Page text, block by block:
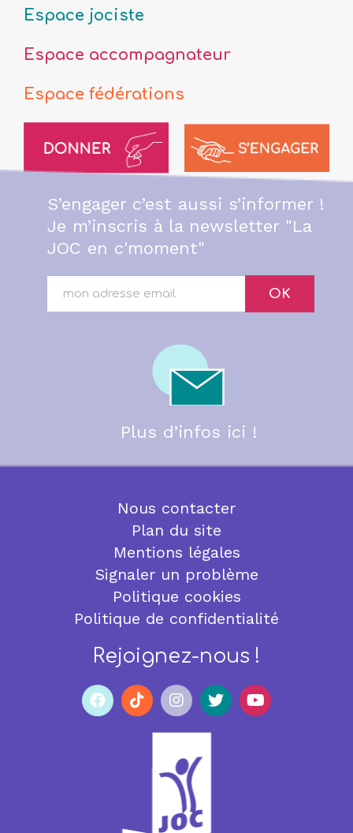
Espace jociste
Espace accompagnateur
Espace fédérations
S’engager c’est aussi s’informer !
Je m’inscris à la newsletter "La
JOC en c'moment"
OK
Plus d’infos ici !
Nous contacter
Plan du site
Mentions légales
Signaler un problème
Politique cookies
Politique de confidentialité
Rejoignez-nous !